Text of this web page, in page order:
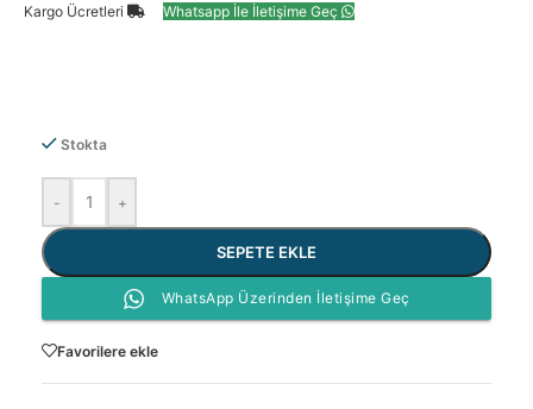
Kargo Ücretleri
Whatsapp İle İletişime Geç
Stokta
- +
SEPETE EKLE
WhatsApp Üzerinden İletişime Geç
Favorilere ekle